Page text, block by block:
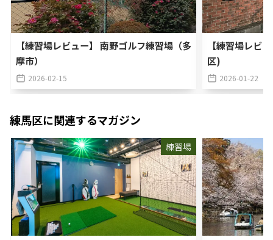
【練習場レビュー】 南野ゴルフ練習場（多
摩市）
2026-02-15
【練習場レビ
区)
2026-01-22
練馬区に関連するマガジン
練習場